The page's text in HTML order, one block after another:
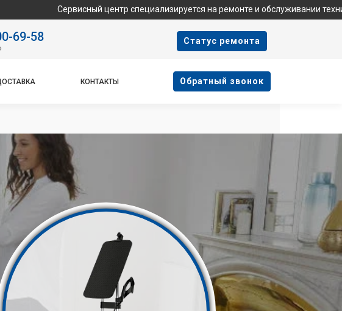
Сервисный центр специализируется на ремонте и обслуживании техники
69-58 Cтатус ремонта
КОНТАКТЫ Oбратный звонок